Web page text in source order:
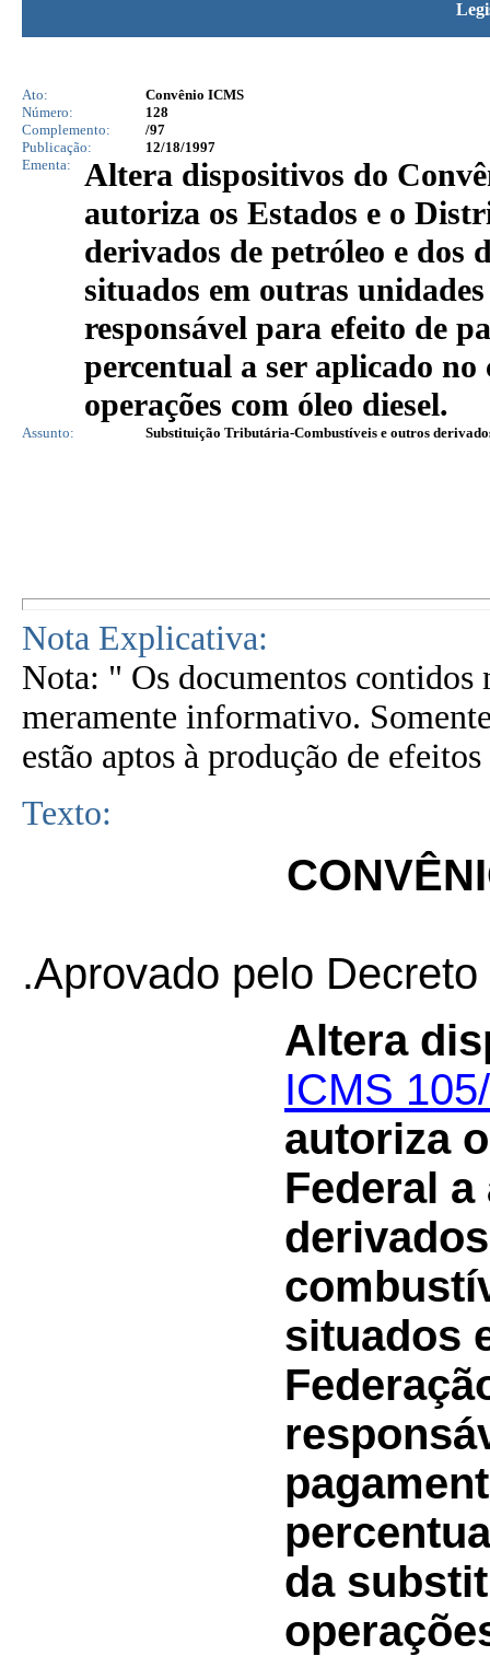
Ato:
Convênio ICMS
Número:
128
Complemento:
/97
Publicação:
12/18/1997
Ementa:
Altera dispositivos do
autoriza os Estados e o
derivados de petróleo e dos
situados em outras
responsável para efeito de
percentual a ser aplicado
operações com óleo diesel.
Assunto: Substituição Tributária-Combustíveis e outros
Nota Explicativa:
Nota: " Os documentos contidos
meramente informativo.
estão aptos à produção de
Texto:
.Aprovado pelo
Altera
ICMS
autoriza
Federal
situados
da